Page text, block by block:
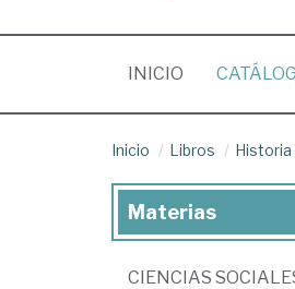
INICIO (CURRENT)
Inicio Libros Historia
Materias
CIENCIAS